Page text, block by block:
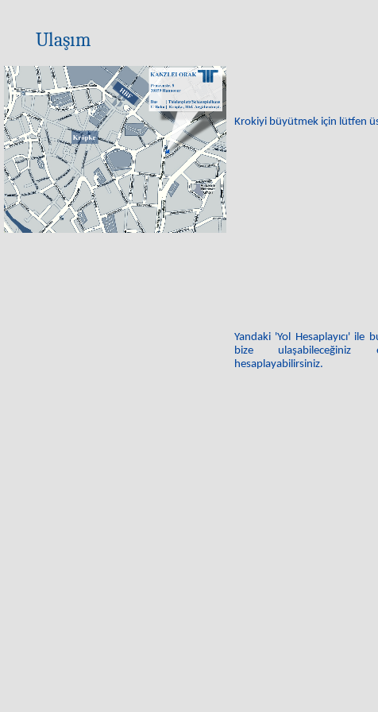
Ulaşım
Krokiyi büyütmek için lütfen
Yandaki 'Yol Hesaplayıcı' ile
bize
hesaplayabilirsiniz.